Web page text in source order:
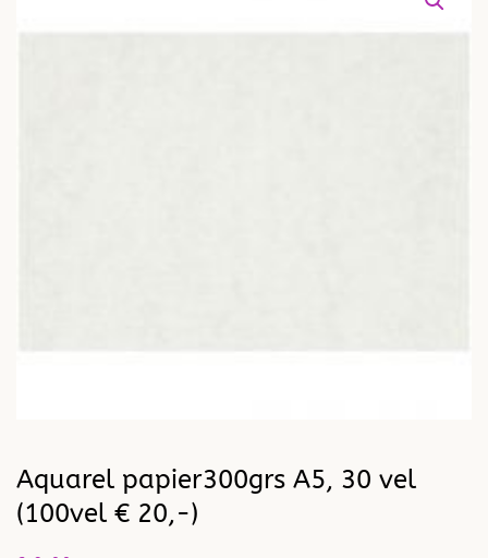
Aquarel papier300grs A5, 30 vel
(100vel € 20,-)